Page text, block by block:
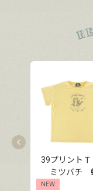
39プリント
ミツバチ
NEW